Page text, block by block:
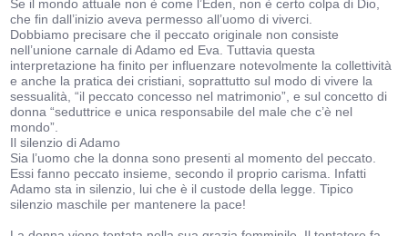
Se il mondo attuale non è come l’Eden, non è certo colpa di Dio,
che fin dall’inizio aveva permesso all’uomo di viverci.
Dobbiamo precisare che il peccato originale non consiste
nell’unione carnale di Adamo ed Eva. Tuttavia questa
interpretazione ha finito per influenzare notevolmente la collettività
e anche la pratica dei cristiani, soprattutto sul modo di vivere la
sessualità, “il peccato concesso nel matrimonio”, e sul concetto di
donna “seduttrice e unica responsabile del male che c’è nel
mondo”.
Il silenzio di Adamo
Sia l’uomo che la donna sono presenti al momento del peccato.
Essi fanno peccato insieme, secondo il proprio carisma. Infatti
Adamo sta in silenzio, lui che è il custode della legge. Tipico
silenzio maschile per mantenere la pace!